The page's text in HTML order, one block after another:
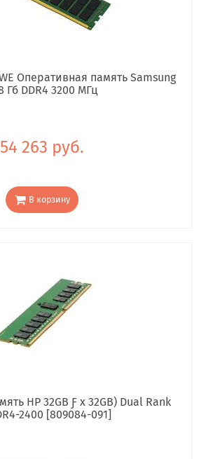
Оперативная память Samsung
Гб DDR4 3200 МГц
54 263 руб.
В корзину
HP 32GB Ƒ x 32GB) Dual Rank
2400 [809084-091]